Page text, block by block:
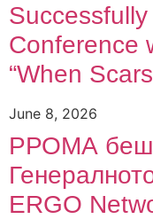
Conference
“When
June 8, 2026
РРОМА
ERGO